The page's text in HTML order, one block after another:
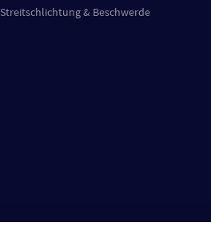
Streitschlichtung & Beschwerde